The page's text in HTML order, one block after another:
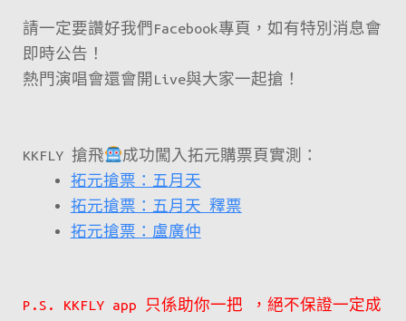
請一定要讚好我們Facebook專頁，如有特別消息會
即時公告！
熱門演唱會還會開Live與大家一起搶！
KKFLY 搶飛
成功闖入拓元購票頁實測：
拓元搶票：五月天
拓元搶票：五月天 釋票
拓元搶票：盧廣仲
P.S. KKFLY app 只係助你一把 ，絕不保證一定成